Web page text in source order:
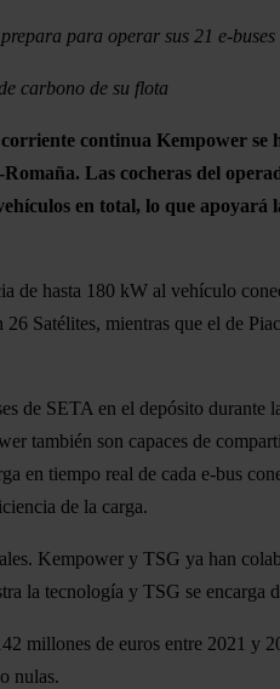
para operar sus 21 e-buses
carbono de su flota
continua Kempower se
Las cocheras del
en total, lo que
de hasta 180 kW al vehículo
Satélites, mientras que el de
de SETA en el depósito
también son capaces de
en tiempo real de cada e-bus
de la carga.
Kempower y TSG ya han
la tecnología y TSG se
millones de euros entre 2021 y
nulas.